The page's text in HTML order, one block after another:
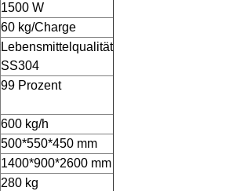
1500 W
60 kg/Charge
Lebensmittelqualität
SS304
99 Prozent
600 kg/h
500*550*450 mm
1400*900*2600 mm
280 kg